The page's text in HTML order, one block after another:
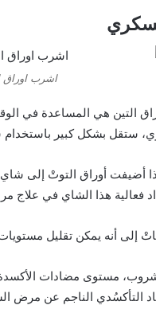
اشرب اوراق التين وبعد 30
ستقل بشكل كبير باستخدام
أضيفت أوراق التوتْ إلى شاي
فعالية هذا الشاي في
إلى أنه يمكن تقليل
مستوى مضادات
التأكسُدي الناجم عن مرض